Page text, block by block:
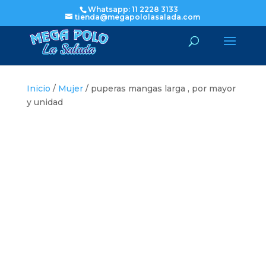
Whatsapp: 11 2228 3133
tienda@megapololasalada.com
Inicio / Mujer/ puperas mangas larga , por mayor
y unidad